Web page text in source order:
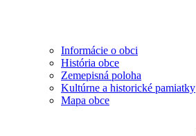
Informácie o obci
História obce
Zemepisná poloha
Kultúrne a historické pamiatky
Mapa obce